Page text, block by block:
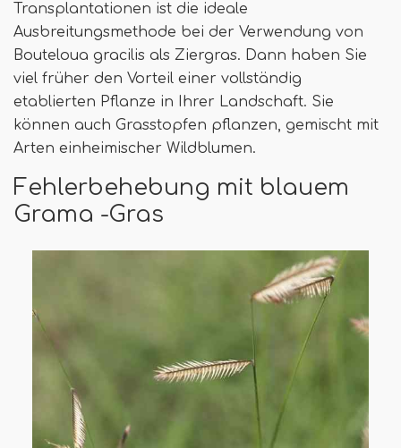
Transplantationen ist die ideale
Ausbreitungsmethode bei der Verwendung von
Bouteloua gracilis als Ziergras. Dann haben Sie
viel früher den Vorteil einer vollständig
etablierten Pflanze in Ihrer Landschaft. Sie
können auch Grasstopfen pflanzen, gemischt mit
Arten einheimischer Wildblumen.
Fehlerbehebung mit blauem
Grama -Gras